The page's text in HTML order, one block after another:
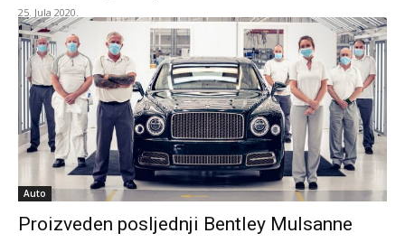
25. Jula 2020.
Auto
Proizveden posljednji Bentley Mulsanne